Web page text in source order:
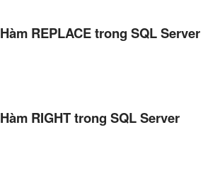
Hàm REPLACE trong SQL Server
Hàm RIGHT trong SQL Server